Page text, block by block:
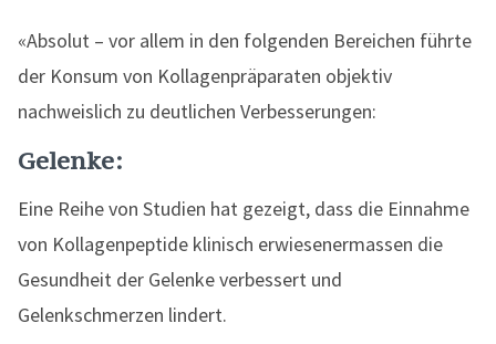
«Absolut – vor allem in den folgenden Bereichen führte
der Konsum von Kollagenpräparaten objektiv
nachweislich zu deutlichen Verbesserungen:
Gelenke:
Eine Reihe von Studien hat gezeigt, dass die Einnahme
von Kollagenpeptide klinisch erwiesenermassen die
Gesundheit der Gelenke verbessert und
Gelenkschmerzen lindert.